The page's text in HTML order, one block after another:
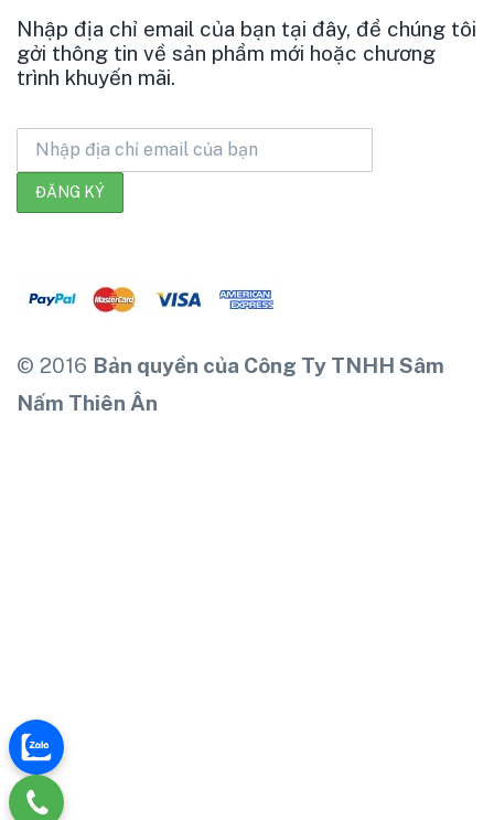
Nhập địa chỉ email của bạn tại đây, để chúng tôi
gởi thông tin về sản phẩm mới hoặc chương
trình khuyến mãi.
© 2016 Bản quyền của Công Ty TNHH Sâm
Nấm Thiên Ân